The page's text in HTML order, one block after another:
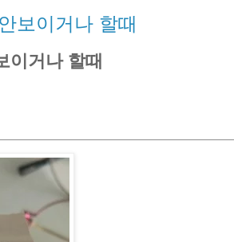
보이거나 할때
이거나 할때